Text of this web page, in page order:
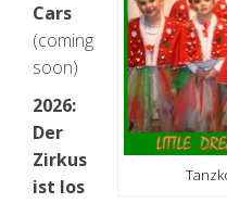
Cars
(coming
soon)
2026:
Der
Zirkus
ist los